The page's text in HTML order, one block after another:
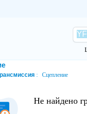
Сцепление
Не найдено